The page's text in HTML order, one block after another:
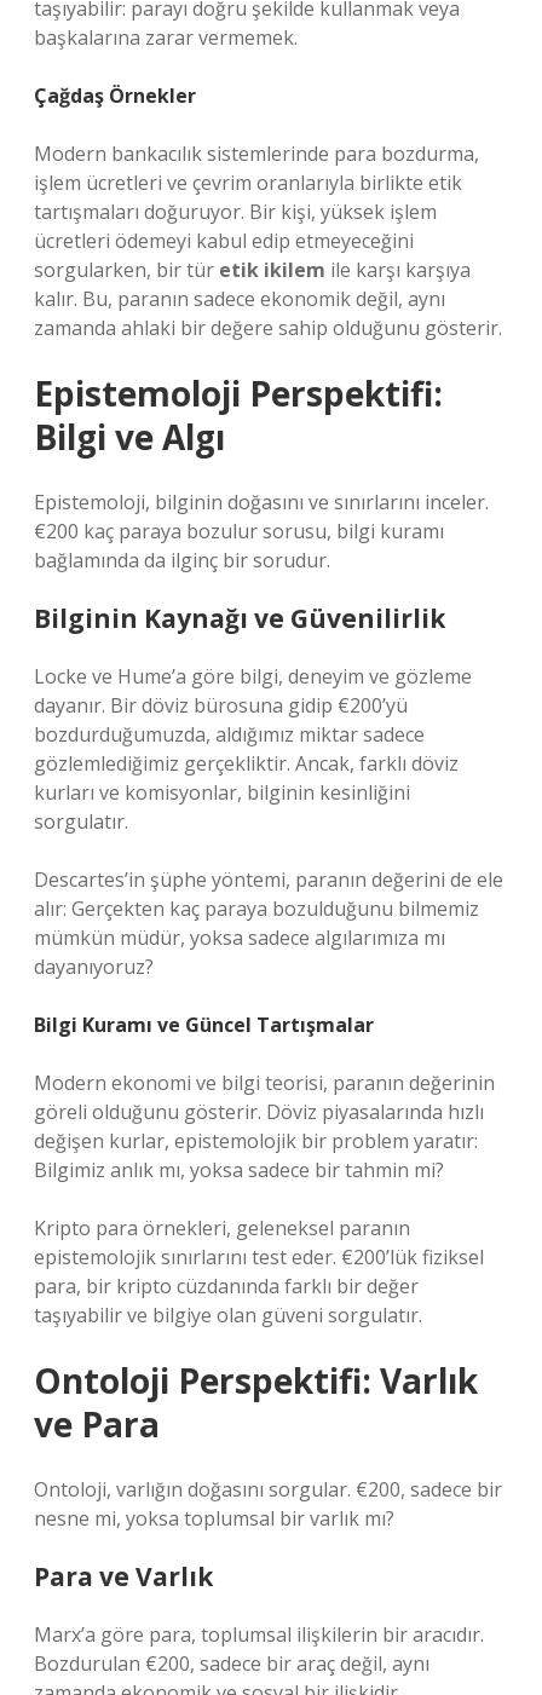
taşıyabilir: parayı doğru şekilde kullanmak veya
başkalarına zarar vermemek.
Çağdaş Örnekler
Modern bankacılık sistemlerinde para bozdurma,
işlem ücretleri ve çevrim oranlarıyla birlikte etik
tartışmaları doğuruyor. Bir kişi, yüksek işlem
ücretleri ödemeyi kabul edip etmeyeceğini
sorgularken, bir tür etik ikilem ile karşı karşıya
kalır. Bu, paranın sadece ekonomik değil, aynı
zamanda ahlaki bir değere sahip olduğunu gösterir.
Epistemoloji Perspektifi:
Bilgi ve Algı
Epistemoloji, bilginin doğasını ve sınırlarını inceler.
€200 kaç paraya bozulur sorusu, bilgi kuramı
bağlamında da ilginç bir sorudur.
Bilginin Kaynağı ve Güvenilirlik
Locke ve Hume’a göre bilgi, deneyim ve gözleme
dayanır. Bir döviz bürosuna gidip €200’yü
bozdurduğumuzda, aldığımız miktar sadece
gözlemlediğimiz gerçekliktir. Ancak, farklı döviz
kurları ve komisyonlar, bilginin kesinliğini
sorgulatır.
Descartes’in şüphe yöntemi, paranın değerini de ele
alır: Gerçekten kaç paraya bozulduğunu bilmemiz
mümkün müdür, yoksa sadece algılarımıza mı
dayanıyoruz?
Bilgi Kuramı ve Güncel Tartışmalar
Modern ekonomi ve bilgi teorisi, paranın değerinin
göreli olduğunu gösterir. Döviz piyasalarında hızlı
değişen kurlar, epistemolojik bir problem yaratır:
Bilgimiz anlık mı, yoksa sadece bir tahmin mi?
Kripto para örnekleri, geleneksel paranın
epistemolojik sınırlarını test eder. €200’lük fiziksel
para, bir kripto cüzdanında farklı bir değer
taşıyabilir ve bilgiye olan güveni sorgulatır.
Ontoloji Perspektifi: Varlık
ve Para
Ontoloji, varlığın doğasını sorgular. €200, sadece bir
nesne mi, yoksa toplumsal bir varlık mı?
Para ve Varlık
Marx’a göre para, toplumsal ilişkilerin bir aracıdır.
Bozdurulan €200, sadece bir araç değil, aynı